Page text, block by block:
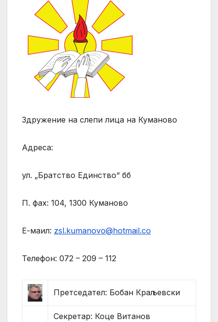
Здружение на слепи лица на Куманово
Адреса:
ул. „Братство Единство“ бб
П. фах: 104, 1300 Куманово
Е-маил: zsl.kumanovo@hotmail.co
Телефон: 072 – 209 – 112
Претседател: Бобан Краљевски
Секретар: Коце Витанов